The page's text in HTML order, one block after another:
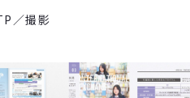
／撮影